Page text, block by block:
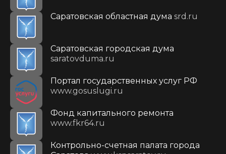
Саратовская областная дума srd.ru
Саратовская городская дума
saratovduma.ru
Портал государственных услуг РФ
www.gosuslugi.ru
Фонд капитального ремонта
www.fkr64.ru
Контрольно-счетная палата города